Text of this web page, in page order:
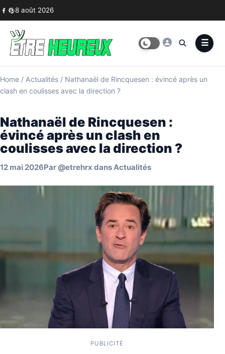
Skip to content
8 août 2026
Home / Actualités / Nathanaël de Rincquesen : évincé après un
clash en coulisses avec la direction ?
Nathanaël de Rincquesen :
évincé après un clash en
coulisses avec la direction ?
12 mai 2026Par @etrehrx dansActualités
PUBLICITÉ